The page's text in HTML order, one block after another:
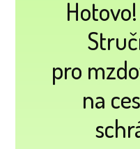
pro
na